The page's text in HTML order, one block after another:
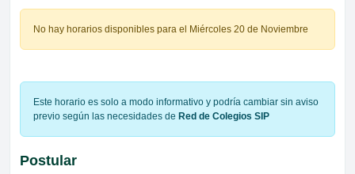
No hay horarios disponibles para el Miércoles 20 de Noviembre
Este horario es solo a modo informativo y podría cambiar sin aviso
previo según las necesidades de Red de Colegios SIP
Postular